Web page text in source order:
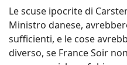
Le scuse ipocrite di
Ministro danese,
sufficienti, e le cose
diverso, se France Soir